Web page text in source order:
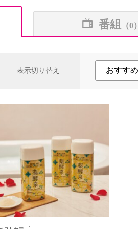
番組 （0）
表示切り替え